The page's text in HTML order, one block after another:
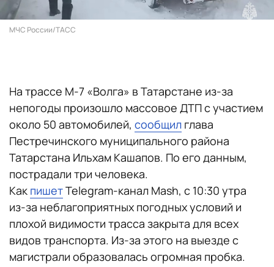
МЧС России/ТАСС
На трассе М-7 «Волга» в Татарстане из-за
непогоды произошло массовое ДТП с участием
около 50 автомобилей, сообщил глава
Пестречинского муниципального района
Татарстана Ильхам Кашапов. По его данным,
пострадали три человека.
Как пишетTelegram-канал Mash, с 10:30 утра
из-за неблагоприятных погодных условий и
плохой видимости трасса закрыта для всех
видов транспорта. Из-за этого на выезде с
магистрали образовалась огромная пробка.